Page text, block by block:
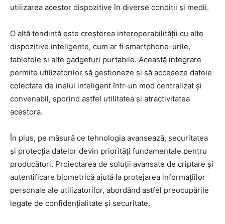
utilizarea acestor dispozitive în diverse condiții și medii.
O altă tendință este creșterea interoperabilității cu alte
dispozitive inteligente, cum ar fi smartphone-urile,
tabletele și alte gadgeturi purtabile. Această integrare
permite utilizatorilor să gestioneze și să acceseze datele
colectate de inelul inteligent într-un mod centralizat și
convenabil, sporind astfel utilitatea și atractivitatea
acestora.
În plus, pe măsură ce tehnologia avansează, securitatea
și protecția datelor devin priorități fundamentale pentru
producători. Proiectarea de soluții avansate de criptare și
autentificare biometrică ajută la protejarea informațiilor
personale ale utilizatorilor, abordând astfel preocupările
legate de confidențialitate și securitate.